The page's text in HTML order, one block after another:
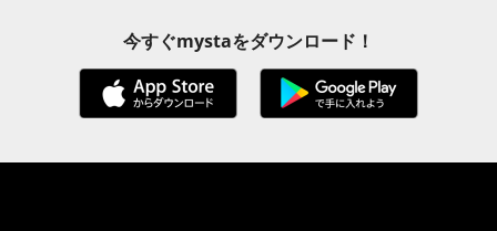
今すぐmystaをダウンロード！